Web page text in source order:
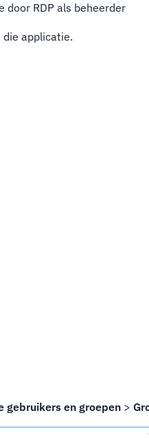
door RDP als beheerder
die applicatie.
gebruikers en groepen >